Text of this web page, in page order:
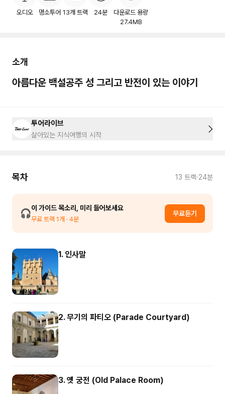
오디오 명소투어 13개 트랙 24분
다운로드 용량
27.4MB
소개
아름다운 백설공주 성 그리고 반전이 있는 이야기
투어라이브
살아있는 지식여행의 시작
목차 13 트랙 24분
🎧이 가이드 목소리, 미리 들어보세요
무료 트랙 1개 · 4분
무료듣기
1. 인사말
2. 무기의 파티오 (Parade Courtyard)
3. 옛 궁전 (Old Palace Room)